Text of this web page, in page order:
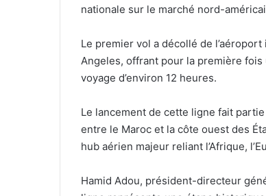
nationale sur le marché nord-
Le premier vol a décollé de
Angeles, offrant pour la première
voyage d’environ 12 heures.
Le lancement de cette ligne fait
entre le Maroc et la côte ouest des
hub aérien majeur reliant l’Afrique,
Hamid Adou, président-directeur